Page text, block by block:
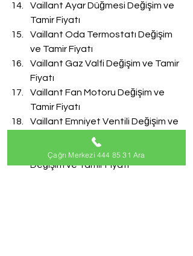
Vaillant Ayar Düğmesi Değişim ve
Tamir Fiyatı
Vaillant Oda Termostatı Değişim
ve Tamir Fiyatı
Vaillant Gaz Valfi Değişim ve Tamir
Fiyatı
Vaillant Fan Motoru Değişim ve
Tamir Fiyatı
Vaillant Emniyet Ventili Değişim ve
Vaillant Doldurma Musluğu
Değişim ve Tamir Fiyatı
Çağrı Merkezi 444 85 31 Ara